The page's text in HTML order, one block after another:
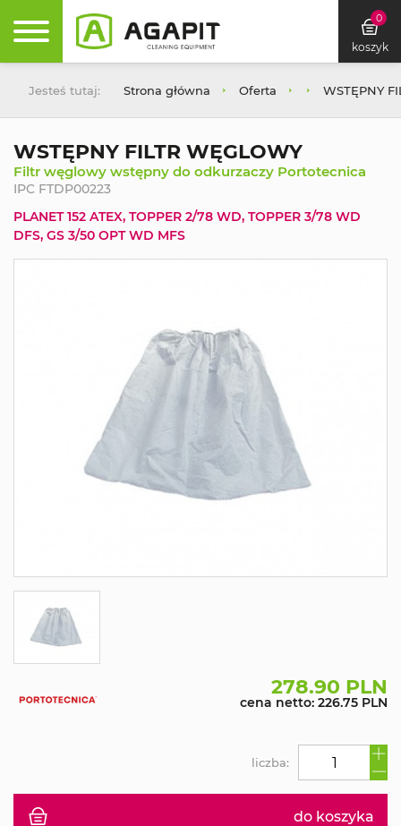
0
koszyk
Jesteś tutaj: Strona główna Oferta WSTĘPNY
WSTĘPNY FILTR WĘGLOWY
Filtr węglowy wstępny do odkurzaczy Portotecnica
IPC FTDP00223
PLANET 152 ATEX, TOPPER 2/78 WD, TOPPER 3/78 WD
DFS, GS 3/50 OPT WD MFS
278.90 PLN
cena netto: 226.75 PLN
do koszyka
liczba: